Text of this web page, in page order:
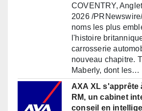
COVENTRY,
2026 /
noms les plus
l'histoire
carrosserie
nouveau chapitre.
Maberly, dont les…
AXA XL s'apprête
RM, un cabinet
conseil en